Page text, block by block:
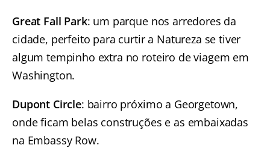
Great Fall Park: um parque nos arredores da
cidade, perfeito para curtir a Natureza se tiver
algum tempinho extra no roteiro de viagem em
Washington.
Dupont Circle: bairro próximo a Georgetown,
onde ficam belas construções e as embaixadas
na Embassy Row.